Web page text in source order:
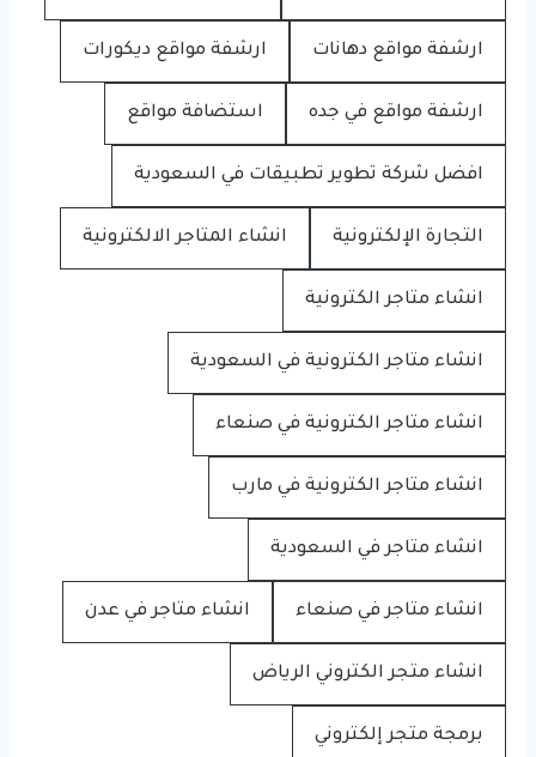
ارشفة مواقع دهانات ارشفة مواقع ديكورات
ارشفة مواقع في جده استضافة مواقع
افضل شركة تطوير تطبيقات في السعودية
التجارة الإلكترونية انشاء المتاجر الالكترونية
انشاء متاجر الكترونية
انشاء متاجر الكترونية في السعودية
انشاء متاجر الكترونية في صنعاء
انشاء متاجر الكترونية في مارب
انشاء متاجر في السعودية
انشاء متاجر في صنعاء انشاء متاجر في عدن
انشاء متجر الكتروني الرياض
برمجة متجر إلكتروني